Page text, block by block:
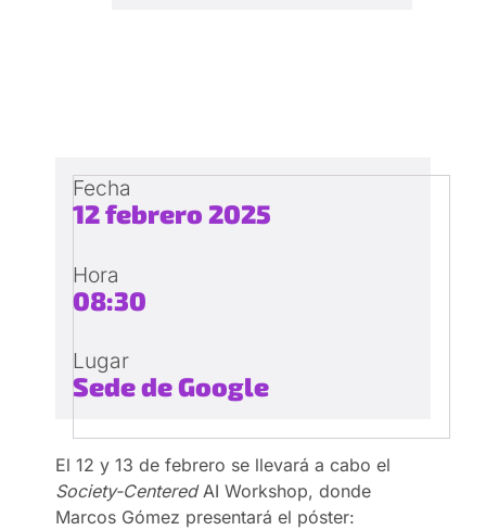
Fecha
12 febrero 2025
Hora
08:30
Lugar
Sede de Google
El 12 y 13 de febrero se llevará a cabo el
Society-Centered AI Workshop, donde
Marcos Gómez presentará el póster: